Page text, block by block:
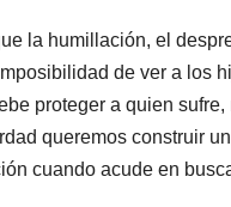
la humillación, el
de ver a los
proteger a quien sufre,
queremos construir
cuando acude en